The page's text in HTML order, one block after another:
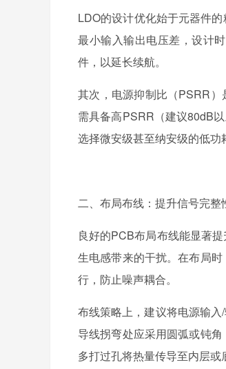
LDO的设计优化始于元器件
最小输入输出电压差，设计
件，以延长续航。
其次，电源抑制比（PSRR
需具备高PSRR（建议80dB
选择微安级甚至纳安级的低功
二、布局布线：提升信号完整
良好的PCB布局布线能显著
生电感带来的干扰。在布局
行，防止噪声耦合。
布线策略上，建议将电源输
导线拐弯处应采用圆弧或钝
多打过孔将热量传导至内层或